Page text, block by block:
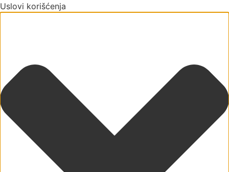
Uslovi korišćenja